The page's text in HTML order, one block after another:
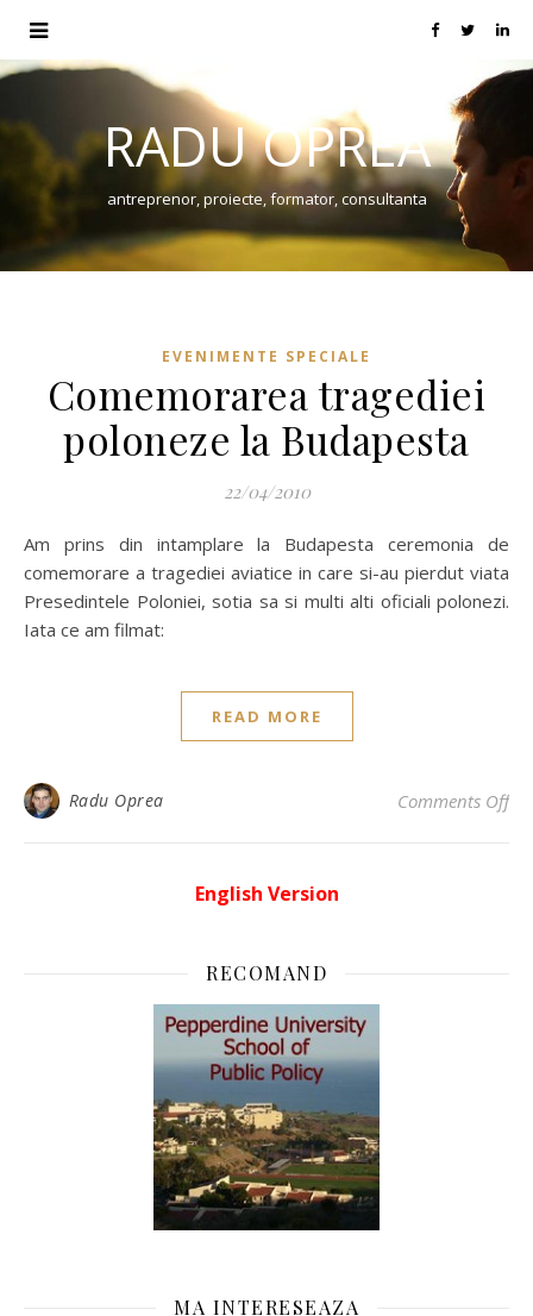
RADU OPREA
antreprenor, proiecte, formator, consultanta
EVENIMENTE SPECIALE
Comemorarea tragediei
poloneze la Budapesta
22/04/2010
Am prins din intamplare la Budapesta ceremonia de
comemorare a tragediei aviatice in care si-au pierdut viata
Presedintele Poloniei, sotia sa si multi alti oficiali polonezi.
Iata ce am filmat:
READ MORE
Radu Oprea Comments Offon
English Version
RECOMAND
MA INTERESEAZA